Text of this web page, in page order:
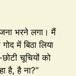
भरने लगा। मैं
में बिठा लिया
चूचियों को
है, है ना?”